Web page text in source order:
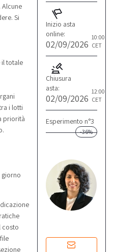
Inizio asta
online:
02/09/2026
10:00
CET
Chiusura
asta:
02/09/2026
12:00
CET
Esperimento n°3
-36%
Alcune
Si
totale
i lotti
priorità
giorno
costo